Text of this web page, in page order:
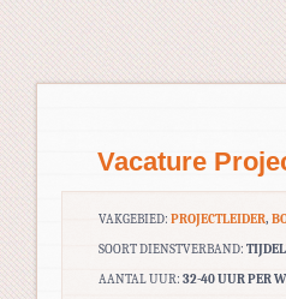
Vacature
VAKGEBIED: PROJECTLEIDER,
SOORT DIENSTVERBAND:
AANTAL UUR: 32-40 UUR PER